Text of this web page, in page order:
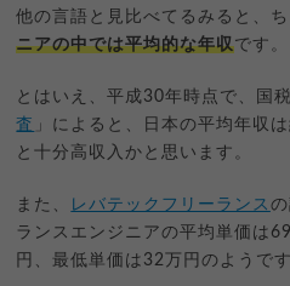
他の言語と見比べてるみると、
ニアの中では平均的な年収です。
とはいえ、平成30年時点で、国
査 」によると、日本の平均年収
と十分高収入かと思います。
また、 レバテックフリーランス
ランスエンジニアの平均単価は
円、最低単価は32万円のようです